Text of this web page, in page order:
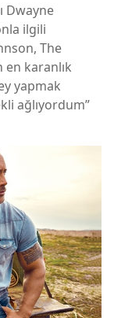
Dwayne
ilgili
The
en karanlık
yapmak
ağlıyordum”